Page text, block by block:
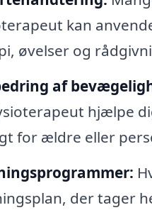
kan
øvelser og
af
hjælpe
for ældre eller
der tager